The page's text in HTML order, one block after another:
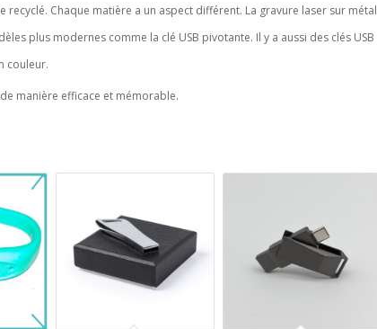
Chaque matière a un aspect différent. La gravure laser sur métal
plus modernes comme la clé USB pivotante. Il y a aussi des clés USB
couleur.
manière efficace et mémorable.